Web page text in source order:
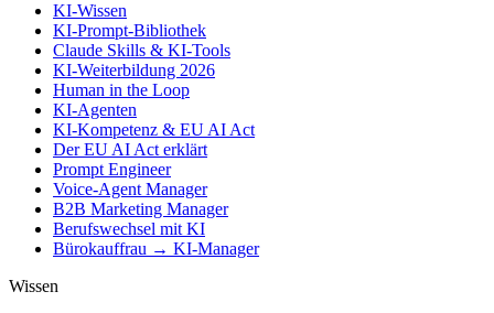
KI-Wissen
KI-Prompt-Bibliothek
Claude Skills & KI-Tools
KI-Weiterbildung 2026
Human in the Loop
KI-Agenten
KI-Kompetenz & EU AI Act
Der EU AI Act erklärt
Prompt Engineer
Voice-Agent Manager
B2B Marketing Manager
Berufswechsel mit KI
Bürokauffrau → KI-Manager
Wissen